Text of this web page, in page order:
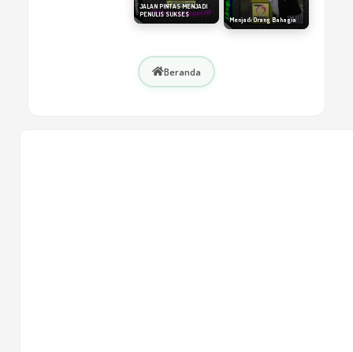
JALAN PINTAS MENJADI
PENULIS SUKSES
Menjadi Orang Bahagia
Beranda